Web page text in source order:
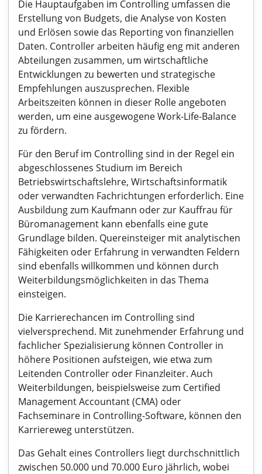
Die Hauptaufgaben im Controlling umfassen die
Erstellung von Budgets, die Analyse von Kosten
und Erlösen sowie das Reporting von finanziellen
Daten. Controller arbeiten häufig eng mit anderen
Abteilungen zusammen, um wirtschaftliche
Entwicklungen zu bewerten und strategische
Empfehlungen auszusprechen. Flexible
Arbeitszeiten können in dieser Rolle angeboten
werden, um eine ausgewogene Work-Life-Balance
zu fördern.
Für den Beruf im Controlling sind in der Regel ein
abgeschlossenes Studium im Bereich
Betriebswirtschaftslehre, Wirtschaftsinformatik
oder verwandten Fachrichtungen erforderlich. Eine
Ausbildung zum Kaufmann oder zur Kauffrau für
Büromanagement kann ebenfalls eine gute
Grundlage bilden. Quereinsteiger mit analytischen
Fähigkeiten oder Erfahrung in verwandten Feldern
sind ebenfalls willkommen und können durch
Weiterbildungsmöglichkeiten in das Thema
einsteigen.
Die Karrierechancen im Controlling sind
vielversprechend. Mit zunehmender Erfahrung und
fachlicher Spezialisierung können Controller in
höhere Positionen aufsteigen, wie etwa zum
Leitenden Controller oder Finanzleiter. Auch
Weiterbildungen, beispielsweise zum Certified
Management Accountant (CMA) oder
Fachseminare in Controlling-Software, können den
Karriereweg unterstützen.
Das Gehalt eines Controllers liegt durchschnittlich
zwischen 50.000 und 70.000 Euro jährlich, wobei